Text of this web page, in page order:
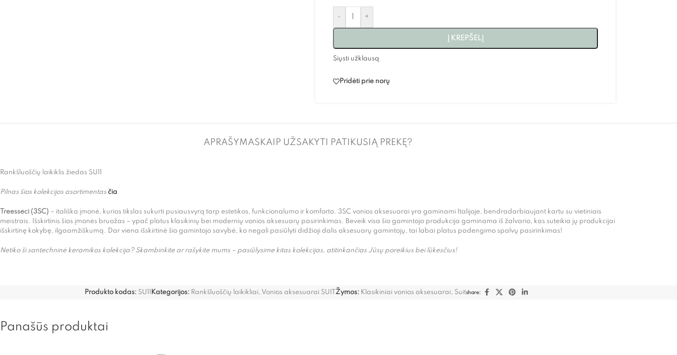
- +
Į KREPŠELĮ
Siųsti užklausą
Pridėti prie norų
APRAŠYMAS KAIP UŽSAKYTI PATIKUSIĄ PREKĘ?
Rankšluoščių laikiklis žiedas SU11
Pilnas šios kolekcijos asortimentas čia
Treesseci (3SC) – itališka įmonė, kurios tikslas sukurti pusiausvyrą tarp estetikos, funkcionalumo ir komforto. 3SC vonios aksesuarai yra gaminami Italijoje, bendradarbiaujant kartu su vietiniais
meistrais. Išskirtinis šios įmonės bruožas – ypač platus klasikinių bei modernių vonios aksesuarų pasirinkimas. Beveik visa šio gamintojo produkcija gaminama iš žalvario, kas suteikia jų produkcijai
išskirtinę kokybę, ilgaamžiškumą. Dar viena išskirtinė šio gamintojo savybė, ko negali pasiūlyti didžioji dalis aksesuarų gamintojų, tai labai platus padengimo spalvų pasirinkimas!
Netiko ši santechninė keramikos kolekcija? Skambinkite ar rašykite mums – pasiūlysime kitas kolekcijas, atitinkančias Jūsų poreikius bei lūkesčius!
Produkto kodas: SU11 Kategorijos: Rankšluoščių laikikliai, Vonios aksesuarai SUIT Žymos: Klasikiniai vonios aksesuarai, Suitshare:
Panašūs produktai